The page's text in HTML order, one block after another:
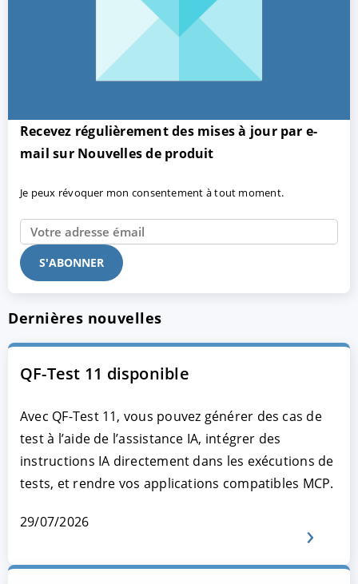
Recevez régulièrement des mises à jour par e-
mail sur Nouvelles de produit
Je peux révoquer mon consentement à tout moment.
Dernières nouvelles
QF-Test 11 disponible
Avec QF-Test 11, vous pouvez générer des cas de
test à l’aide de l’assistance IA, intégrer des
instructions IA directement dans les exécutions de
tests, et rendre vos applications compatibles MCP.
29/07/2026